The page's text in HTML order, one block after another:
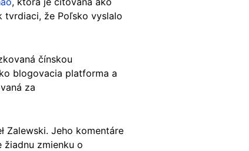
tvrdiaci, že Poľsko vyslalo
čínskou
blogovacia platforma a
za
Zalewski. Jeho komentáre
žiadnu zmienku o